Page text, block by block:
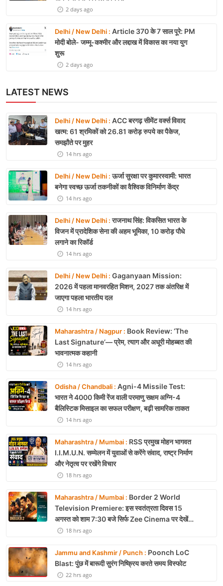
2 days ago
Delhi / New Delhi : Article 370 के 7 साल पूरे: PM
मोदी बोले- जम्मू-कश्मीर और लद्दाख में विकास का नया युग
शुरू
2 days ago
LATEST NEWS
Delhi / New Delhi : ACC बरगढ़ सीमेंट वर्क्स विवाद
खत्म: 61 श्रमिकों को 26.81 करोड़ रुपये का पैकेज,
समझौते पर मुहर
14 hrs ago
Delhi / New Delhi :ऊर्जा सुरक्षा पर कुमारस्वामी: भारत
बनेगा स्वच्छ ऊर्जा तकनीकों का वैश्विक विनिर्माण केंद्र
14 hrs ago
Delhi / New Delhi :राजनाथ सिंह: विकसित भारत के
विजन में प्रादेशिक सेना की अहम भूमिका, 10 करोड़ पौधे
लगाने का रिकॉर्ड
14 hrs ago
Delhi / New Delhi : Gaganyaan Mission:
2026 में पहला मानवरहित मिशन, 2027 तक अंतरिक्ष में
जाएगा पहला भारतीय दल
14 hrs ago
Maharashtra / Nagpur : Book Review: ‘The
Last Signature’— प्रेम, त्याग और अधूरी मोहब्बत की
भावनात्मक कहानी
14 hrs ago
Odisha / Chandbali : Agni-4 Missile Test:
भारत ने 4000 किमी रेंज वाली परमाणु सक्षम अग्नि-4
बैलिस्टिक मिसाइल का सफल परीक्षण, बढ़ी सामरिक ताकत
14 hrs ago
Maharashtra / Mumbai : RSS प्रमुख मोहन भागवत
I.I.M.U.N. सम्मेलन में युवाओं से करेंगे संवाद, राष्ट्र निर्माण
और नेतृत्व पर रखेंगे विचार
18 hrs ago
Maharashtra / Mumbai : Border 2 World
Television Premiere: इस स्वतंत्रता दिवस 15
अगस्त को शाम 7:30 बजे सिर्फ Zee Cinema पर देखें
बॉर्डर 218 hrs ago
Jammu and Kashmir / Punch : Poonch LoC
Blast: पुंछ में बारूदी सुरंग निष्क्रिय करते समय विस्फोट
22 hrs ago